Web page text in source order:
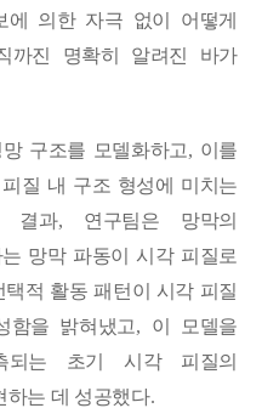
의한 자극 없이 어떻게
까진 명확히 알려진 바가
구조를 모델화하고, 이를
질 내 구조 형성에 미치는
결과, 연구팀은 망막의
망막 파동이 시각 피질로
적 활동 패턴이 시각 피질
함을 밝혀냈고, 이 모델을
되는 초기 시각 피질의
하는 데 성공했다.